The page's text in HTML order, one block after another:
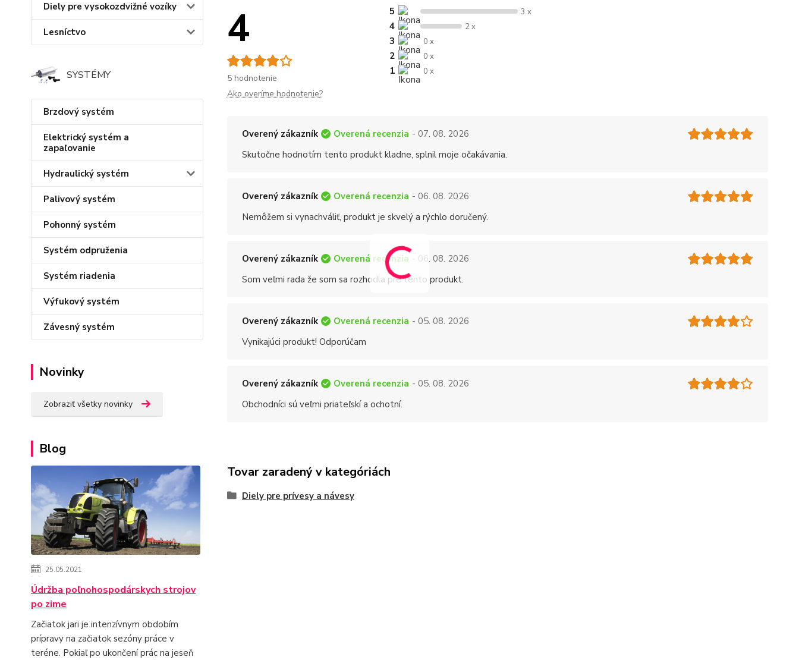
Diely pre vysokozdvižné vozíky
Lesníctvo
SYSTÉMY
Brzdový systém
Elektrický systém a
zapaľovanie
Hydraulický systém
Palivový systém
Pohonný systém
Systém odpruženia
Systém riadenia
Výfukový systém
Závesný systém
Novinky
Zobraziť všetky novinky
Blog
25.05.2021
Údržba poľnohospodárskych strojov
po zime
Začiatok jari je intenzívnym obdobím
prípravy na začiatok sezóny práce v
teréne. Pokiaľ po ukončení prác na jeseň
4
5 hodnotenie
5 3 x
4 2 x
3 0 x
2 0 x
1 0 x
Ako overíme hodnotenie?
Overený zákazník Overená recenzia - 07. 08. 2026
Skutočne hodnotím tento produkt kladne, splnil moje očakávania.
Overený zákazník Overená recenzia - 06. 08. 2026
Nemôžem si vynachváliť, produkt je skvelý a rýchlo doručený.
Overený zákazník Overená recenzia - 06. 08. 2026
Som veľmi rada že som sa rozhodla pre tento produkt.
Overený zákazník Overená recenzia - 05. 08. 2026
Vynikajúci produkt! Odporúčam
Overený zákazník Overená recenzia - 05. 08. 2026
Obchodníci sú veľmi priateľskí a ochotní.
Tovar zaradený v kategóriách
Diely pre prívesy a návesy